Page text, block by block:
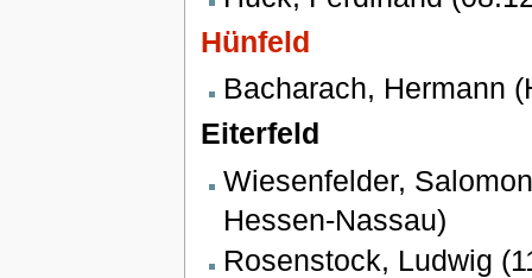
Hünfeld
Bacharach, Hermann
Eiterfeld
Wiesenfelder,
Hessen-Nassau)
Rosenstock, Ludwig